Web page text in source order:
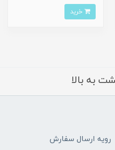
به بالا
رویه ارسال سفارش